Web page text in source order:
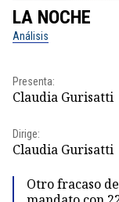
LA NOCHE
Análisis
Presenta:
Claudia Gurisatti
Dirige:
Claudia Gurisatti
Otro fracaso